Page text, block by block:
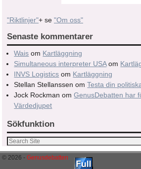
"Riktlinjer"+ se "Om oss"
Senaste kommentarer
Wais om Kartläggning
Simultaneous interpreter USAom
INVS Logistics om Kartläggning
Stellan Stellanssen omTesta din
Jock Rockman omGenusDebatten har
Värdedjupet
Sökfunktion
© 2026 - Genusdebatten